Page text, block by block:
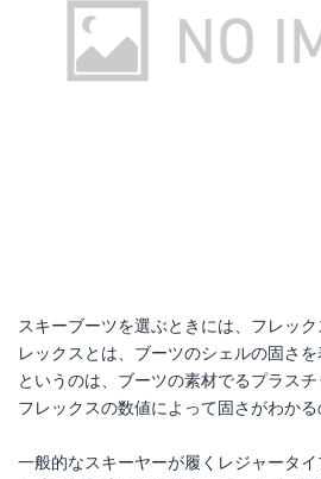
スキーブーツを選ぶときには、フレッ
レックスとは、ブーツのシェルの固さ
というのは、ブーツの素材でるプラスチ
フレックスの数値によって固さがわかる
一般的なスキーヤーが履くレジャータ